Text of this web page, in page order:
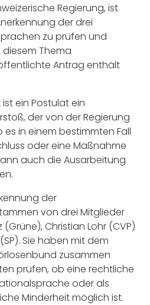
Regierung, ist
der drei
zu prüfen und
Thema
Antrag enthält
ist ein Postulat ein
der von der Regierung
in einem bestimmten Fall
oder eine Maßnahme
auch die Ausarbeitung
der
von drei Mitglieder
(Grüne), Christian Lohr (CVP)
Sie haben mit dem
zusammen
prüfen, ob eine rechtliche
oder als
Minderheit möglich ist.